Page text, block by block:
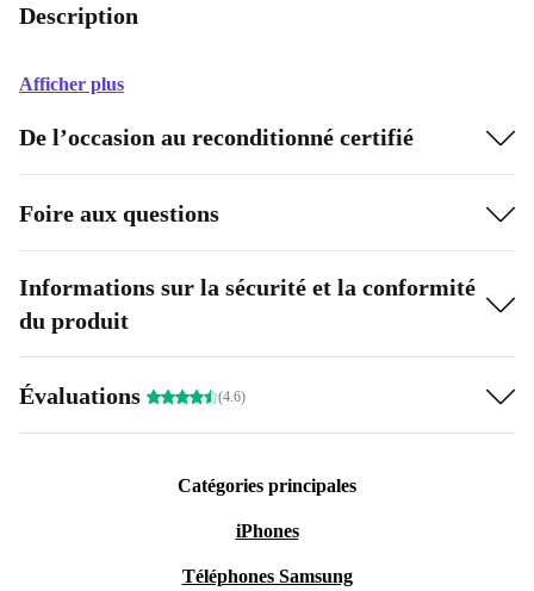
Description
Afficher plus
De l’occasion au reconditionné certifié
Foire aux questions
Informations sur la sécurité et la conformité
du produit
Évaluations (4.6)
Catégories principales
iPhones
Téléphones Samsung